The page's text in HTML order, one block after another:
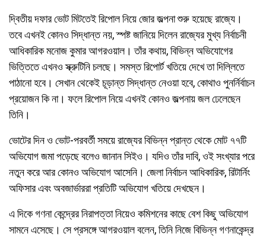
দ্বিতীয় দফার ভোট মিটতেই রিপোল নিয়ে জোর জল্পনা শুরু হয়েছে রাজ্যে।
তবে এখনই কোনও সিদ্ধান্ত নয়, স্পষ্ট জানিয়ে দিলেন রাজ্যের মুখ্য নির্বাচনী
আধিকারিক মনোজ কুমার আগরওয়াল। তাঁর কথায়, বিভিন্ন অভিযোগের
ভিত্তিতে এখনও স্ক্রুটিনি চলছে। সমস্ত রিপোর্ট খতিয়ে দেখে তা দিল্লিতে
পাঠানো হবে। সেখান থেকেই চূড়ান্ত সিদ্ধান্ত নেওয়া হবে, কোথাও পুনর্নির্বাচন
প্রয়োজন কি না। ফলে রিপোল নিয়ে এখনই কোনও জল্পনায় জল ঢেলেছেন
তিনি।
ভোটের দিন ও ভোট-পরবর্তী সময়ে রাজ্যের বিভিন্ন প্রান্ত থেকে মোট ৭৭টি
অভিযোগ জমা পড়েছে বলেও জানান সিইও। যদিও তাঁর দাবি, ওই সংখ্যার পরে
নতুন করে আর কোনও অভিযোগ আসেনি। জেলা নির্বাচন আধিকারিক, রিটার্নিং
অফিসার এবং অবজার্ভাররা প্রতিটি অভিযোগ খতিয়ে দেখছেন।
এ দিকে গণনা কেন্দ্রের নিরাপত্তা নিয়েও কমিশনের কাছে বেশ কিছু অভিযোগ
সামনে এসেছে। সে প্রসঙ্গে আগরওয়াল বলেন, তিনি নিজে বিভিন্ন গণনাকেন্দ্র